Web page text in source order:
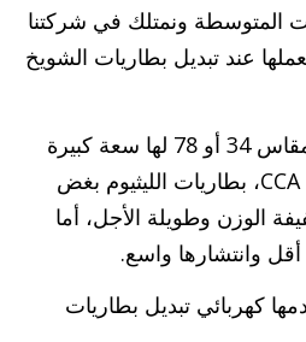
المتوسطة ونمتلك في شركتنا
عند تبديل بطاريات الشويخ
والبطاريات الكبيرة ذات مقاس 34 أو 78 لها سعة كبيرة
وأداء ممتاز لاحتوائها على CCA، بطاريات الليثيوم بغض
الوزن وطويلة الأجل، أما
أقل وانتشارها واسع.
كهربائي تبديل بطاريات